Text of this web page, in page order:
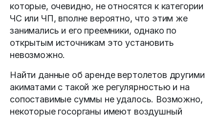
которые, очевидно, не относятся к категории
ЧС или ЧП, вполне вероятно, что этим же
занимались и его преемники, однако по
открытым источникам это установить
невозможно.
Найти данные об аренде вертолетов другими
акиматами с такой же регулярностью и на
сопоставимые суммы не удалось. Возможно,
некоторые госорганы имеют воздушный